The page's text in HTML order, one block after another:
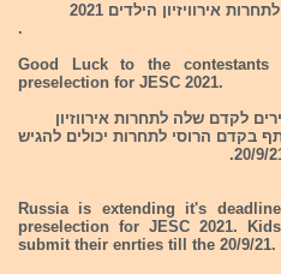
אירוויזיון הילדים 2021
.
Good Luck to the
preselection for JESC 2021.
לקדם שלה לתחרות אירווזיון
להשתתף בקדם הרוסי לתחרות יכולים להגיש
Russia is extending it's
preselection for JESC 2021.
submit their enrties till the 20/9/21.